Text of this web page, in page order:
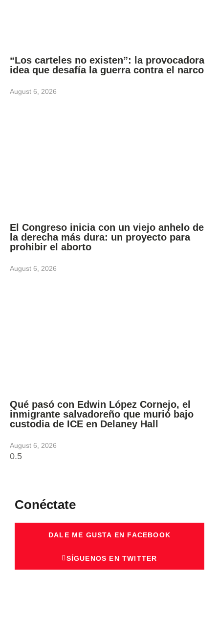
“Los carteles no existen”: la provocadora
idea que desafía la guerra contra el narco
August 6, 2026
El Congreso inicia con un viejo anhelo de
la derecha más dura: un proyecto para
prohibir el aborto
August 6, 2026
Qué pasó con Edwin López Cornejo, el
inmigrante salvadoreño que murió bajo
custodia de ICE en Delaney Hall
August 6, 2026
Conéctate
DALE ME GUSTA EN FACEBOOK
SÍGUENOS EN TWITTER